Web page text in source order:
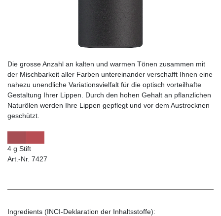
Die grosse Anzahl an kalten und warmen Tönen zusammen mit
der Mischbarkeit aller Farben untereinander verschafft Ihnen eine
nahezu unendliche Variationsvielfalt für die optisch vorteilhafte
Gestaltung Ihrer Lippen. Durch den hohen Gehalt an pflanzlichen
Naturölen werden Ihre Lippen gepflegt und vor dem Austrocknen
geschützt.
4 g Stift
Art.-Nr. 7427
Ingredients (INCI-Deklaration der Inhaltsstoffe):